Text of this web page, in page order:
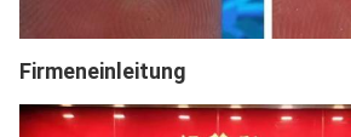
Firmeneinleitung